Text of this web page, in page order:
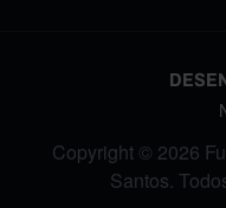
Copyright © 2026
Santos.